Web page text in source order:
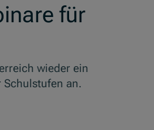
für
wieder ein
an.